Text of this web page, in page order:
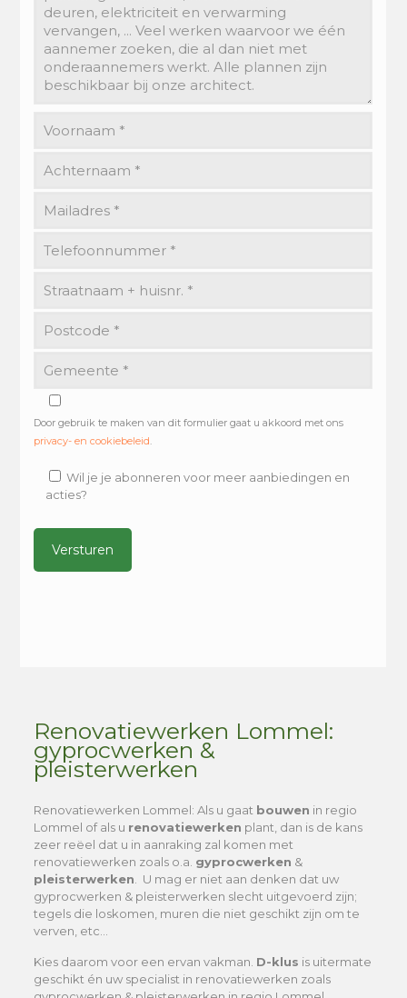
Door gebruik te maken van dit formulier gaat u akkoord met ons
privacy- en cookiebeleid
Wil je je abonneren voor meer aanbiedingen en
acties?
Renovatiewerken Lommel:
gyprocwerken &
pleisterwerken
Renovatiewerken Lommel: Als u gaat bouwen in regio
Lommel of als u renovatiewerken plant, dan is de kans
zeer reëel dat u in aanraking zal komen met
renovatiewerken zoals o.a. gyprocwerken &
pleisterwerken . U mag er niet aan denken dat uw
gyprocwerken & pleisterwerken slecht uitgevoerd zijn;
tegels die loskomen, muren die niet geschikt zijn om te
verven, etc…
Kies daarom voor een ervan vakman. D-klus is uitermate
geschikt én uw specialist in renovatiewerken zoals